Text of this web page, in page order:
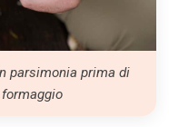
parsimonia prima di